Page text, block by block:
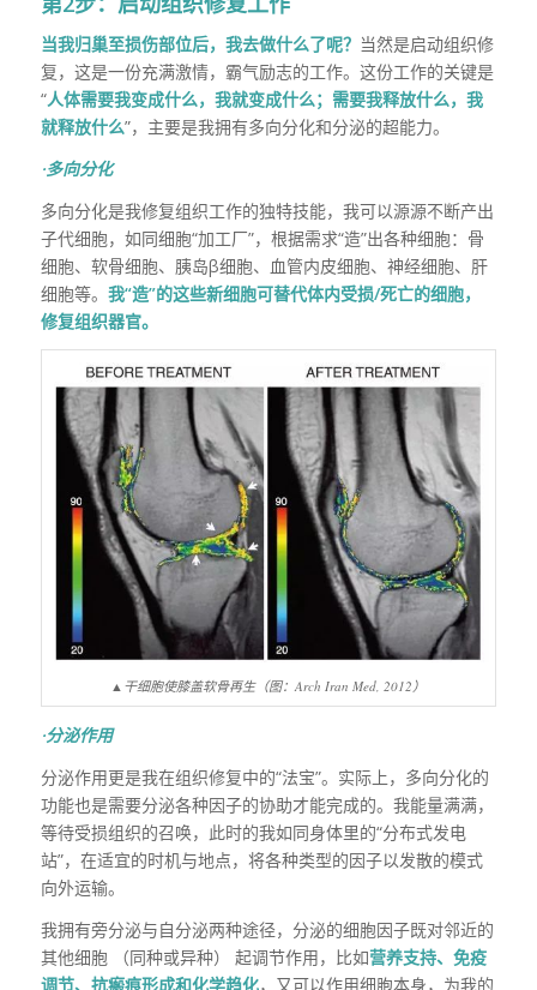
当我归巢至损伤部位后，我去做什么了呢？ 当然是启动组织修
复，这是一份充满激情，霸气励志的工作。这份工作的关键是
“人体需要我变成什么，我就变成什么；需要我释放什么，我
就释放什么”，主要是我拥有多向分化和分泌的超能力。
·多向分化
多向分化是我修复组织工作的独特技能，我可以源源不断产出
子代细胞，如同细胞“加工厂”，根据需求“造”出各种细胞：骨
细胞、软骨细胞、胰岛β细胞、血管内皮细胞、神经细胞、肝
细胞等。 我“造”的这些新细胞可替代体内受损/死亡的细胞，
修复组织器官。
▲干细胞使膝盖软骨再生（图：Arch Iran Med, 2012）
·分泌作用
分泌作用更是我在组织修复中的“法宝”。实际上，多向分化的
功能也是需要分泌各种因子的协助才能完成的。我能量满满，
等待受损组织的召唤，此时的我如同身体里的“分布式发电
站”，在适宜的时机与地点，将各种类型的因子以发散的模式
向外运输。
我拥有旁分泌与自分泌两种途径，分泌的细胞因子既对邻近的
其他细胞 （同种或异种） 起调节作用，比如营养支持、免疫
调节、抗瘢痕形成和化学趋化，又可以作用细胞本身，为我的